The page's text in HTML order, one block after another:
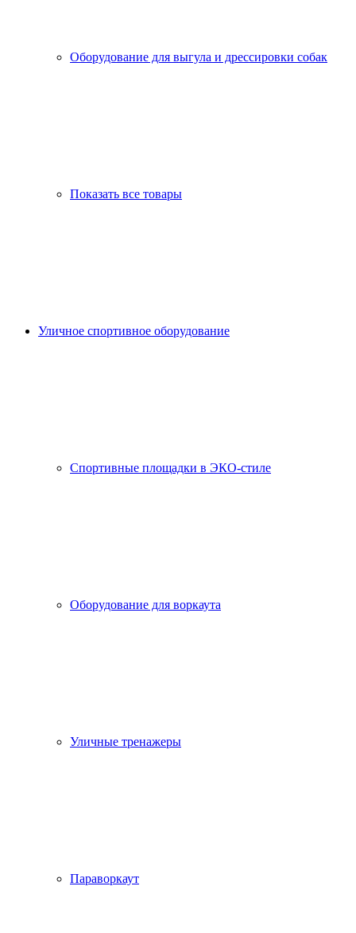
Оборудование для выгула и дрессировки собак
Показать все товары
Уличное спортивное оборудование
Спортивные площадки в ЭКО-стиле
Оборудование для воркаута
Уличные тренажеры
Параворкаут